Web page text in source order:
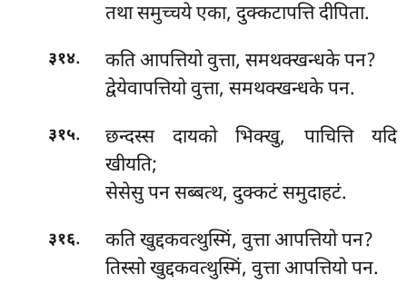
तथा समुच्चये एका, दुक्कटापत्ति दीपिता.
३१४. कतिआपत्तियो वुत्ता, समथक्खन्धके पन?
द्वेयेवापत्तियो वुत्ता, समथक्खन्धके पन.
३१५.
छन्दस्स दायको भिक्खु, पाचित्ति यदि
खीयति;
सेसेसु पन सब्बत्थ, दुक्कटं समुदाहटं.
३१६.
कति खुद्दकवत्थुस्मिं, वुत्ता आपत्तियो पन?
तिस्सो खुद्दकवत्थुस्मिं, वुत्ता आपत्तियो पन.